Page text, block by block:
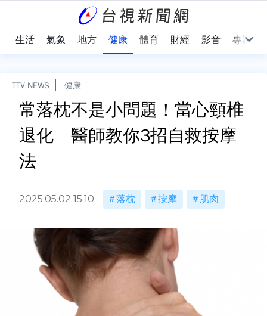
生活 氣象 地方 健康 體育 財經 影音 專題
TTV NEWS 健康
常落枕不是小問題！當心頸椎
退化 醫師教你3招自救按摩
法
2025.05.02 15:10 落枕 按摩 肌肉